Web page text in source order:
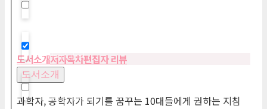
Hidden label
Hidden label
도서소개저자목차편집자 리뷰
도서소개
과학자, 공학자가 되기를 꿈꾸는 10대들에게 권하는 지침